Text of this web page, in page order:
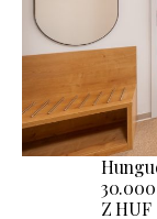
30.000
Z HUF